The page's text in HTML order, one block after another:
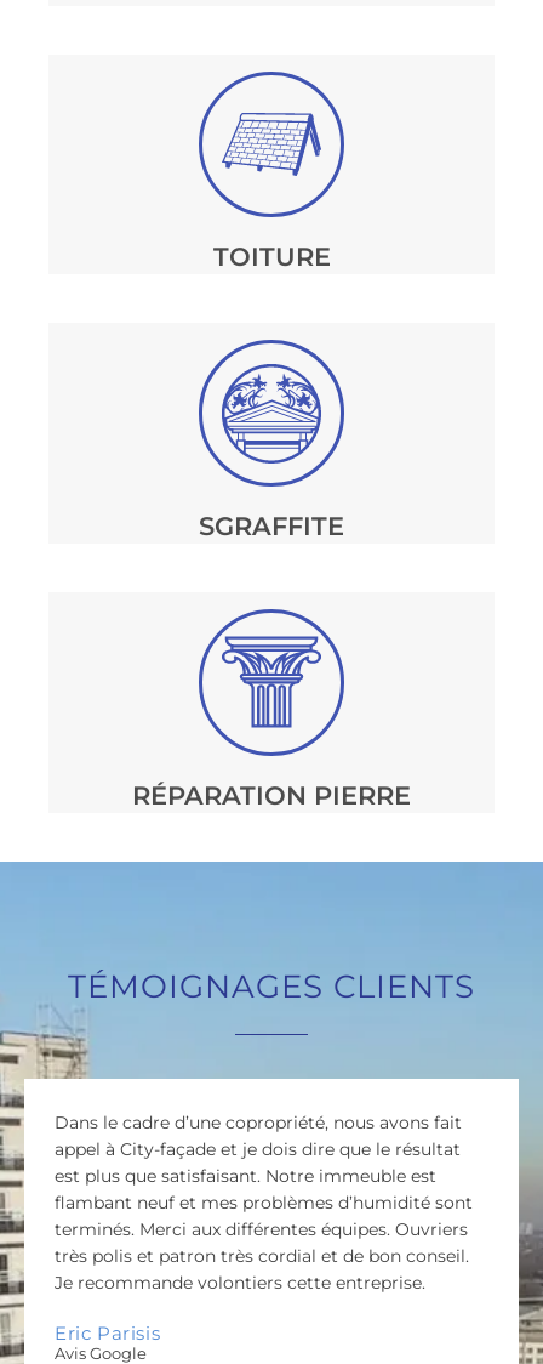
TOITURE
SGRAFFITE
RÉPARATION PIERRE
TÉMOIGNAGES CLIENTS
Dans le cadre d’une copropriété, nous avons fait
appel à City-façade et je dois dire que le résultat
est plus que satisfaisant. Notre immeuble est
flambant neuf et mes problèmes d’humidité sont
terminés. Merci aux différentes équipes. Ouvriers
très polis et patron très cordial et de bon conseil.
Je recommande volontiers cette entreprise.
Eric Parisis
Avis Google